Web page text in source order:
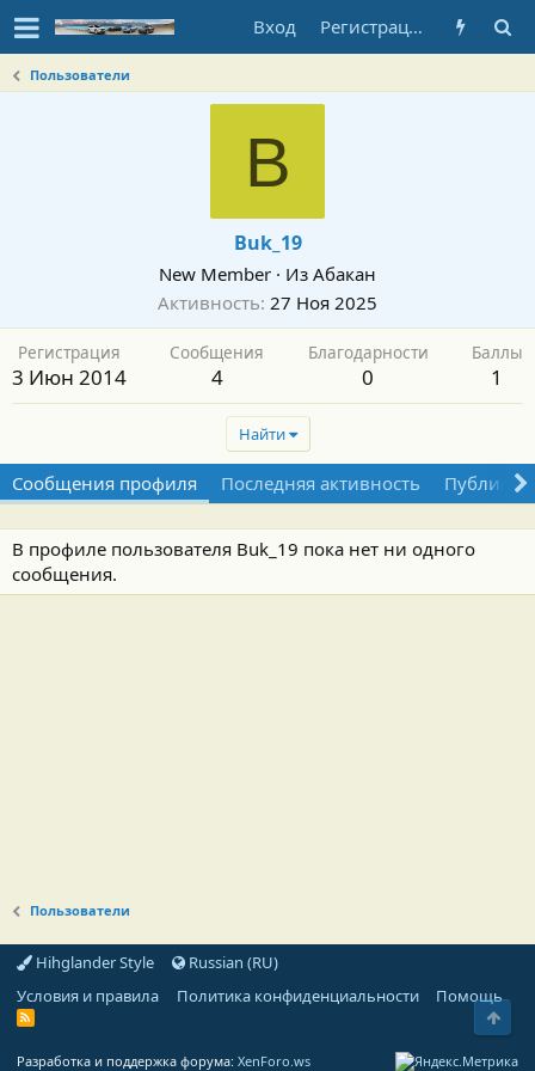
Вход Регистрация
Пользователи
B
Buk_19
New Member · Из Абакан
Активность 27 Ноя 2025
Регистрация
3 Июн 2014
Сообщения
4
Благодарности
0
Баллы
1
Найти
Сообщения профиля Последняя активность
В профиле пользователя Buk_19 пока нет ни одного
сообщения.
Пользователи
Hihglander Style
Russian (RU)
Условия и правила
Политика конфиденциальности Помощь
R
Разработка и поддержка форума: XenForo.ws